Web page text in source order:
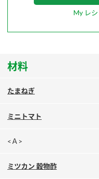
お酢を知ろう！
鍋奉行マニュアル
ミツカンのCM
各部門が大
My レ
材料
たまねぎ
ミニトマト
<Ａ>
ミツカン 穀物酢